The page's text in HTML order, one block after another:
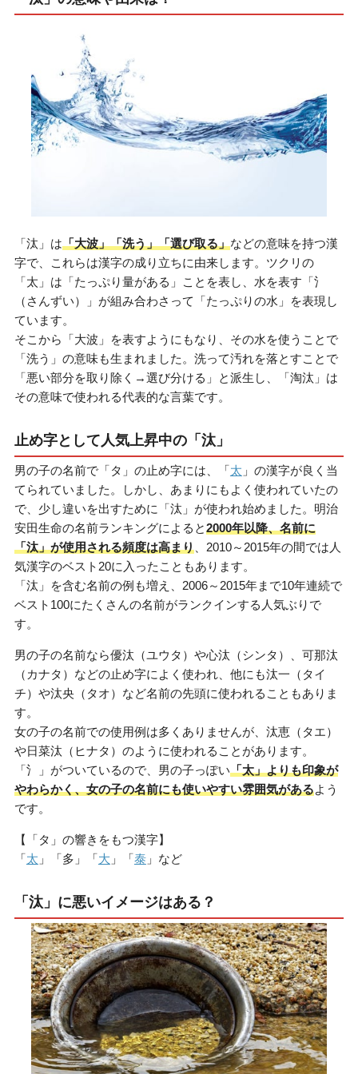
「汰」は「大波」「洗う」「選び取る」などの意味を持つ漢
字で、これらは漢字の成り立ちに由来します。ツクリの
「太」は「たっぷり量がある」ことを表し、水を表す「氵
（さんずい）」が組み合わさって「たっぷりの水」を表現し
ています。
そこから「大波」を表すようにもなり、その水を使うことで
「洗う」の意味も生まれました。洗って汚れを落とすことで
「悪い部分を取り除く→選び分ける」と派生し、「淘汰」は
その意味で使われる代表的な言葉です。
止め字として人気上昇中の「汰」
男の子の名前で「タ」の止め字には、「太 」の漢字が良く当
てられていました。しかし、あまりにもよく使われていたの
で、少し違いを出すために「汰」が使われ始めました。明治
安田生命の名前ランキングによると2000年以降、名前に
「汰」が使用される頻度は高まり、2010～2015年の間では人
気漢字のベスト20に入ったこともあります。
「汰」を含む名前の例も増え、2006～2015年まで10年連続で
ベスト100にたくさんの名前がランクインする人気ぶりで
す。
男の子の名前なら優汰（ユウタ）や心汰（シンタ）、可那汰
（カナタ）などの止め字によく使われ、他にも汰一（タイ
チ）や汰央（タオ）など名前の先頭に使われることもありま
す。
女の子の名前での使用例は多くありませんが、汰恵（タエ）
や日菜汰（ヒナタ）のように使われることがあります。
「氵」がついているので、男の子っぽい「太」よりも印象が
やわらかく、女の子の名前にも使いやすい雰囲気があるよう
です。
【「タ」の響きをもつ漢字】
「太 」「多」「大 」「泰」など
「汰」に悪いイメージはある？